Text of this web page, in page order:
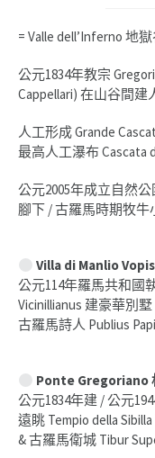
= Valle dell’Inferno 地
公元1834年教宗
Cappellari) 在山谷間建
人工形成 Grande
最高人工瀑布 Cascata
公元2005年成立自然
腳下 / 古羅馬時期牧
Villa di Manlio
公元114年羅馬共和國
Vicinillianus 建豪華別墅
古羅馬詩人 Publius
Ponte Gregoriano
公元1834年建 / 公元
遠眺 Tempio della
& 古羅馬衛城 Tibur